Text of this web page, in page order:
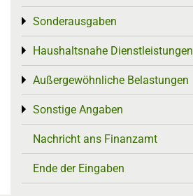
Sonderausgaben
Toggle menu
Haushaltsnahe Dienstleistungen
Toggle menu
Außergewöhnliche Belastungen
Toggle menu
Sonstige Angaben
Toggle menu
Nachricht ans Finanzamt
Ende der Eingaben